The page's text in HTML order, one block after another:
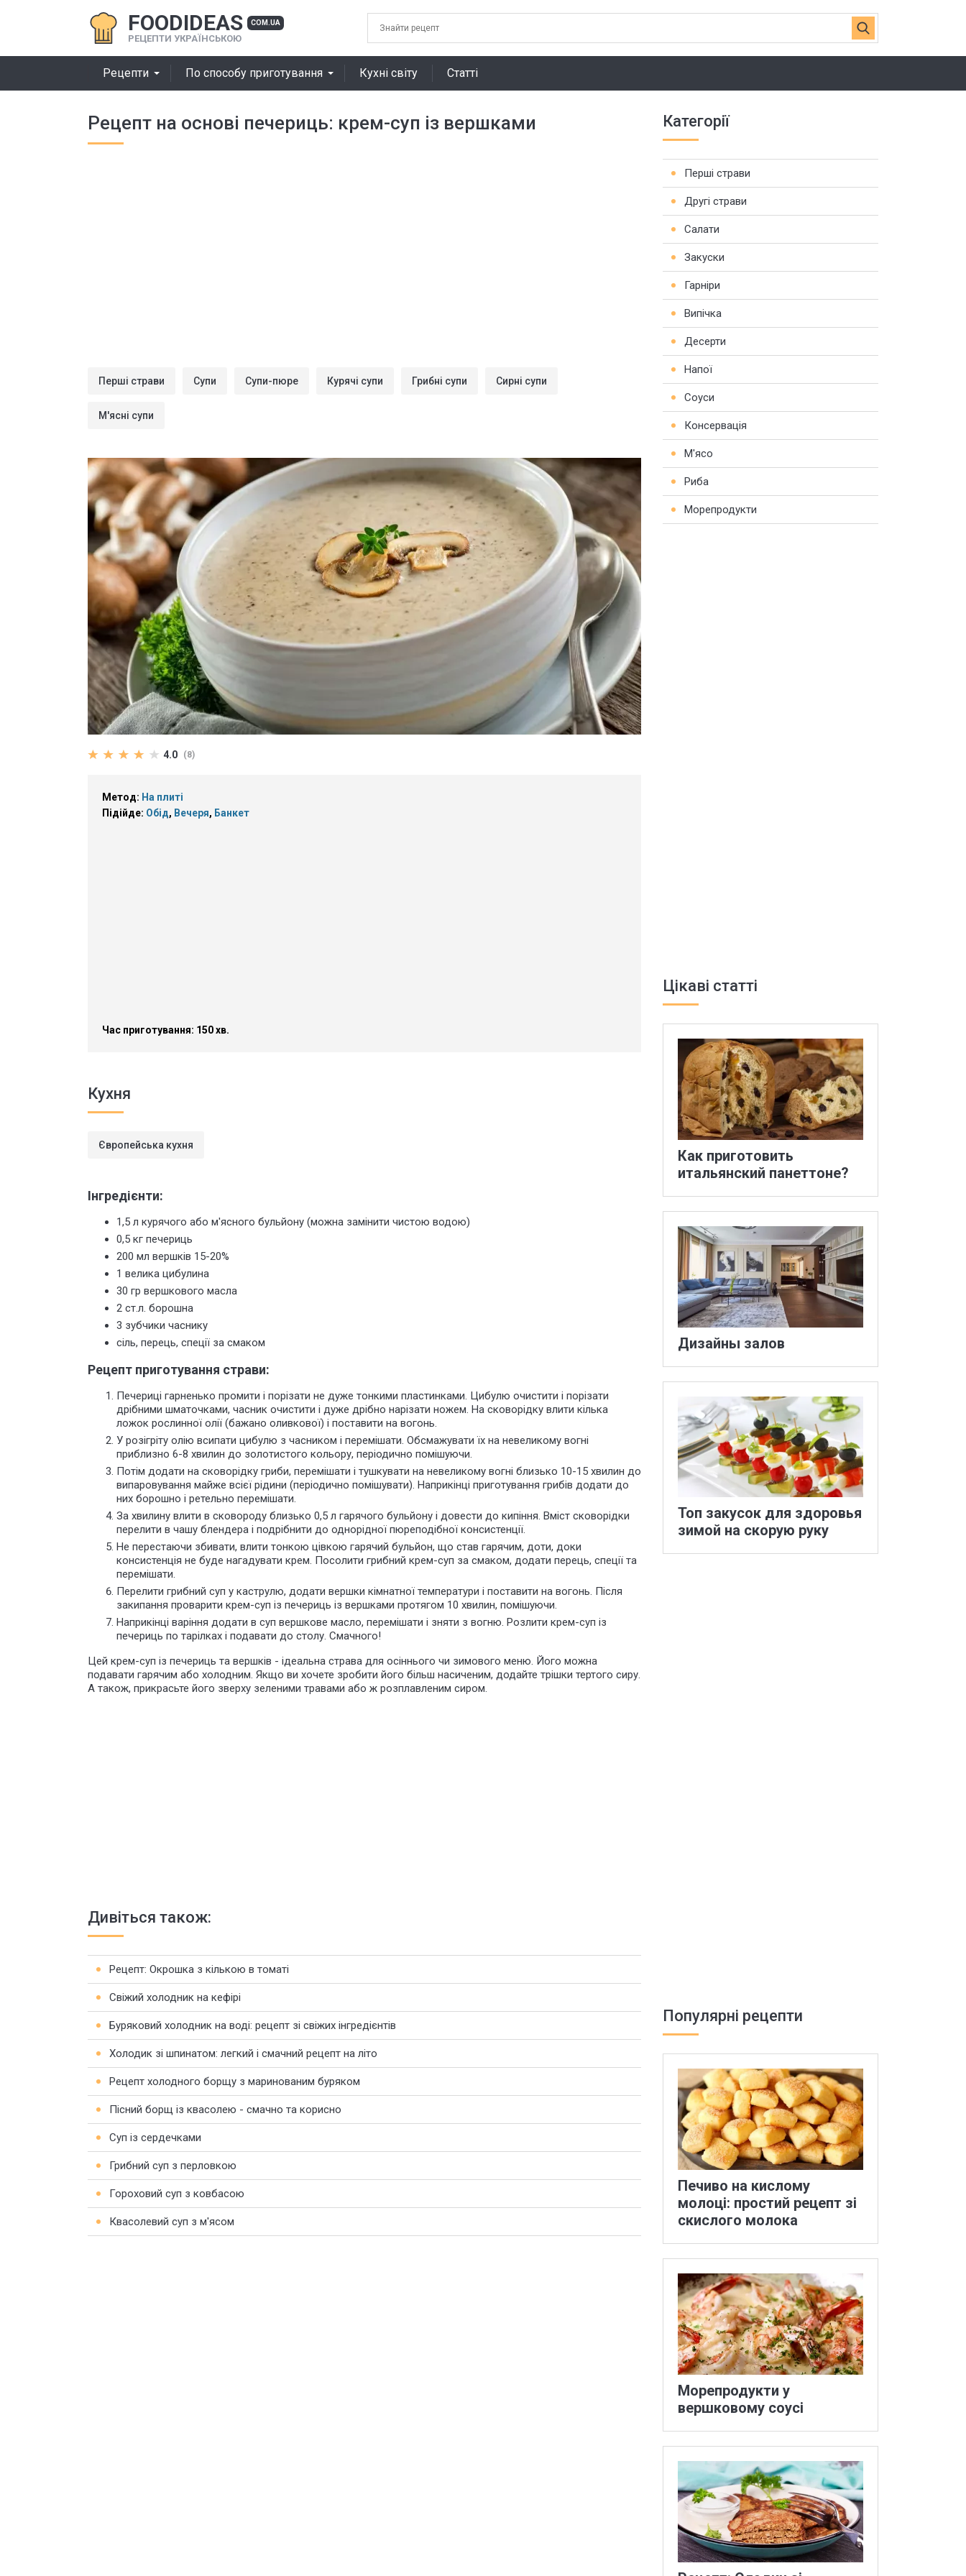
FOODIDEAS COM.UA
РЕЦЕПТИ УКРАЇНСЬКОЮ
Рецепти По способу приготування Кухні світу Статті
Рецепт на основі печериць: крем-суп із вершками
Перші страви Супи Супи-пюре Курячі супи Грибні супи Сирні супи
М'ясні супи
4.0 (8)
Метод: На плиті
Підійде: Обід, Вечеря, Банкет
Час приготування: 150 хв.
Кухня
Європейська кухня
Інгредієнти:
1,5 л курячого або м'ясного бульйону (можна замінити чистою водою)
0,5 кг печериць
200 мл вершків 15-20%
1 велика цибулина
30 гр вершкового масла
2 ст.л. борошна
3 зубчики часнику
сіль, перець, спеції за смаком
Рецепт приготування страви:
Печериці гарненько промити і порізати не дуже тонкими пластинками. Цибулю очистити і порізати
дрібними шматочками, часник очистити і дуже дрібно нарізати ножем. На сковорідку влити кілька
ложок рослинної олії (бажано оливкової) і поставити на вогонь.
У розігріту олію всипати цибулю з часником і перемішати. Обсмажувати їх на невеликому вогні
приблизно 6-8 хвилин до золотистого кольору, періодично помішуючи.
Потім додати на сковорідку гриби, перемішати і тушкувати на невеликому вогні близько 10-15 хвилин до
випаровування майже всієї рідини (періодично помішувати). Наприкінці приготування грибів додати до
них борошно і ретельно перемішати.
За хвилину влити в сковороду близько 0,5 л гарячого бульйону і довести до кипіння. Вміст сковорідки
перелити в чашу блендера і подрібнити до однорідної пюреподібної консистенції.
Не перестаючи збивати, влити тонкою цівкою гарячий бульйон, що став гарячим, доти, доки
консистенція не буде нагадувати крем. Посолити грибний крем-суп за смаком, додати перець, спеції та
перемішати.
Перелити грибний суп у каструлю, додати вершки кімнатної температури і поставити на вогонь. Після
закипання проварити крем-суп із печериць із вершками протягом 10 хвилин, помішуючи.
Наприкінці варіння додати в суп вершкове масло, перемішати і зняти з вогню. Розлити крем-суп із
печериць по тарілках і подавати до столу. Смачного!
Цей крем-суп із печериць та вершків - ідеальна страва для осіннього чи зимового меню. Його можна
подавати гарячим або холодним. Якщо ви хочете зробити його більш насиченим, додайте трішки тертого сиру.
А також, прикрасьте його зверху зеленими травами або ж розплавленим сиром.
Дивіться також:
Рецепт: Окрошка з кількою в томаті
Свіжий холодник на кефірі
Буряковий холодник на воді: рецепт зі свіжих інгредієнтів
Холодик зі шпинатом: легкий і смачний рецепт на літо
Рецепт холодного борщу з маринованим буряком
Пісний борщ із квасолею - смачно та корисно
Суп із сердечками
Грибний суп з перловкою
Гороховий суп з ковбасою
Квасолевий суп з м'ясом
Категорії
Перші страви
Другі страви
Салати
Закуски
Гарніри
Випічка
Десерти
Напої
Соуси
Консервація
М'ясо
Риба
Морепродукти
Цікаві статті
Как приготовить
итальянский панеттоне?
Дизайны залов
Топ закусок для здоровья
зимой на скорую руку
Популярні рецепти
Печиво на кислому
молоці: простий рецепт зі
скислого молока
Морепродукти у
вершковому соусі